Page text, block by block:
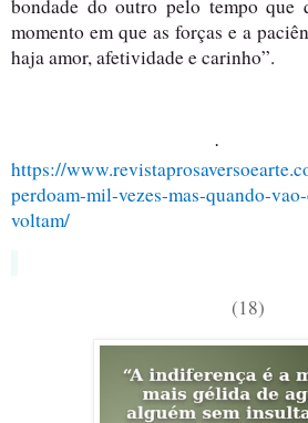
bondade do outro pelo tempo que
momento em que as forças e a
haja amor, afetividade e carinho”.
https://
perdoam-mil-vezes-mas-quando-
voltam/
(18)